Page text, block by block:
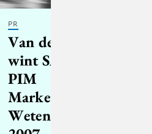
PR
Van der Lans
wint SAP-
PIM
Marketing
Wetenschapsprijs